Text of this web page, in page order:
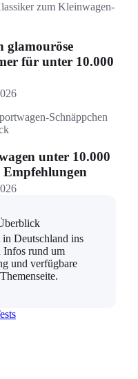
zum Kleinwagen-
glamouröse
für unter 10.000
Schnäppchen
unter 10.000
Deutschland ins
Infos rund um
und verfügbare